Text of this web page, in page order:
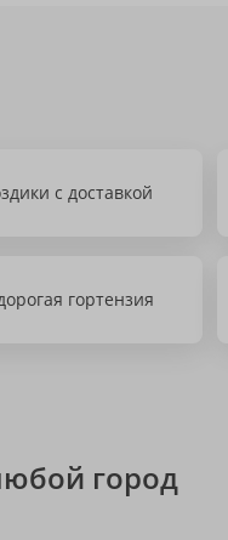
с доставкой
гортензия
город